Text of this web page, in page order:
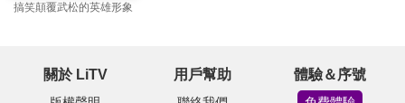
搞笑顛覆武松的英雄形象
關於 LiTV 用戶幫助 體驗＆序號